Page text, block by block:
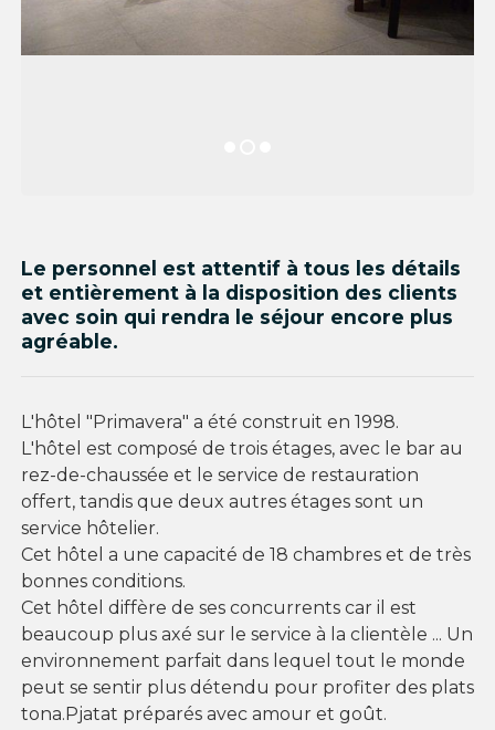
Le personnel est attentif à tous les détails
et entièrement à la disposition des clients
avec soin qui rendra le séjour encore plus
agréable.
L'hôtel "Primavera" a été construit en 1998.
L'hôtel est composé de trois étages, avec le bar au
rez-de-chaussée et le service de restauration
offert, tandis que deux autres étages sont un
service hôtelier.
Cet hôtel a une capacité de 18 chambres et de très
bonnes conditions.
Cet hôtel diffère de ses concurrents car il est
beaucoup plus axé sur le service à la clientèle ... Un
environnement parfait dans lequel tout le monde
peut se sentir plus détendu pour profiter des plats
tona.Pjatat préparés avec amour et goût.